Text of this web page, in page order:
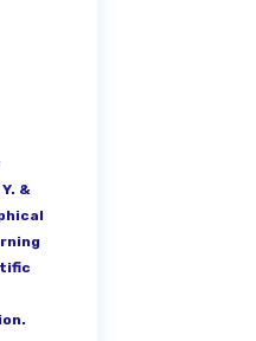
&